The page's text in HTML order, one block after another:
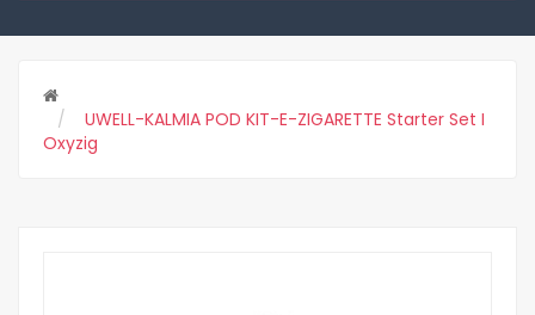
UWELL-KALMIA POD KIT-E-ZIGARETTE Starter Set I
Oxyzig